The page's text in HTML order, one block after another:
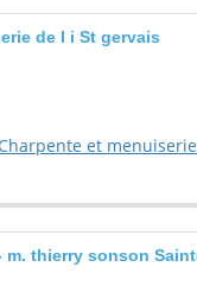
de l i St gervais
Charpente et
m. thierry sonson